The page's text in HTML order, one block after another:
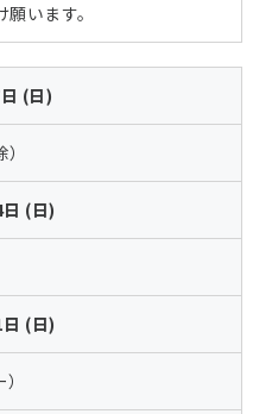
います。
(日)
(日)
(日)